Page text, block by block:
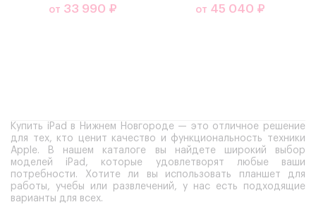
от 33 990 ₽ от 45 040 ₽
Купить iPad в Нижнем Новгороде — это отличное решение
для тех, кто ценит качество и функциональность техники
Apple. В нашем каталоге вы найдете широкий выбор
моделей iPad, которые удовлетворят любые ваши
потребности. Хотите ли вы использовать планшет для
работы, учебы или развлечений, у нас есть подходящие
варианты для всех.